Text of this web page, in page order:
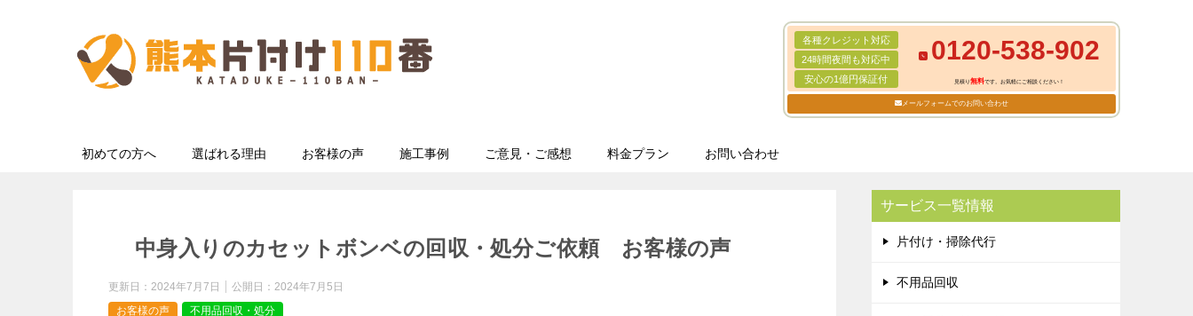
各種クレジット対応
24時間夜間も対応中
安心の1億円保証付
0120-538-902
見積り無料です。お気軽にご相談ください！
メールフォームでのお問い合わせ
初めての方へ 選ばれる理由 お客様の声 施工事例 ご意見・ご感想 料金プラン お問い合わせ
中身入りのカセットボンベの回収・処分ご依頼 お客様の声
更新日： 2024年7月7日 公開日： 2024年7月5日
お客様の声
不用品回収・処分
サービス一覧情報
片付け・掃除代行
不用品回収